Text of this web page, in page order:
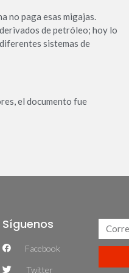
no paga esas migajas.
de petróleo; hoy lo
sistemas de
el documento fue
Síguenos
Facebook
Twitter